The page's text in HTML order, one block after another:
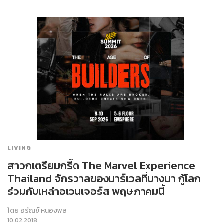
LIVING
สาวกเตรียมกรี๊ด The Marvel Experience
Thailand จักรวาลของมาร์เวลที่บางนา กู้โลก
ร่วมกับเหล่าอเวนเจอร์ส พฤษภาคมนี้
โดย อรัณย์ หนองพล
10.02.2018